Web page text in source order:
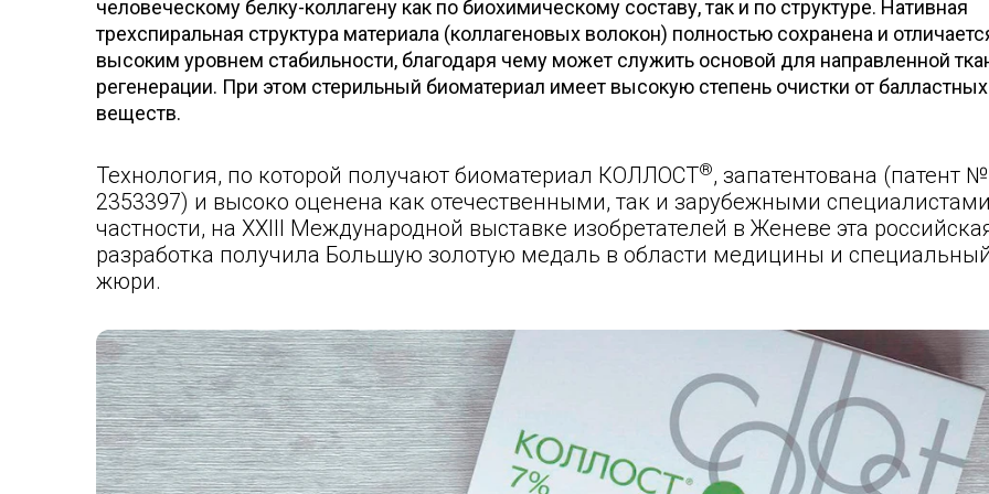
человеческому белку-коллагену как по биохимическому составу, так и по структуре. Нативная
трехспиральная структура материала (коллагеновых волокон) полностью сохранена и
высоким уровнем стабильности, благодаря чему может служить основой для направленной
регенерации. При этом стерильный биоматериал имеет высокую степень очистки от балластных
веществ.
Технология, по которой получают биоматериал КОЛЛОСТ®, запатентована (патент №
2353397) и высоко оценена как отечественными, так и зарубежными
частности, на XXIII Международной выставке изобретателей в Женеве эта
разработка получила Большую золотую медаль в области медицины и
жюри.